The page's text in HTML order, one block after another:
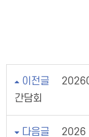
이전글
간담회
다음글
2026